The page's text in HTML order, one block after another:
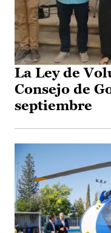
La Ley de
Consejo de
septiembre